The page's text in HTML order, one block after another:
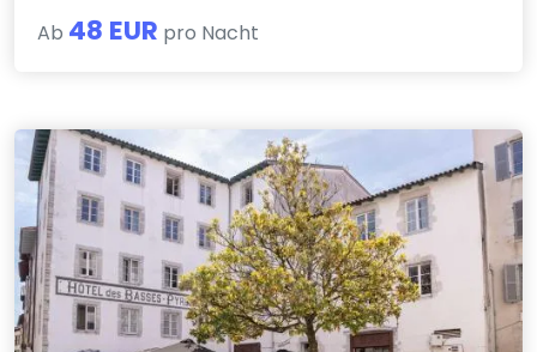
Ab 48 EUR pro Nacht